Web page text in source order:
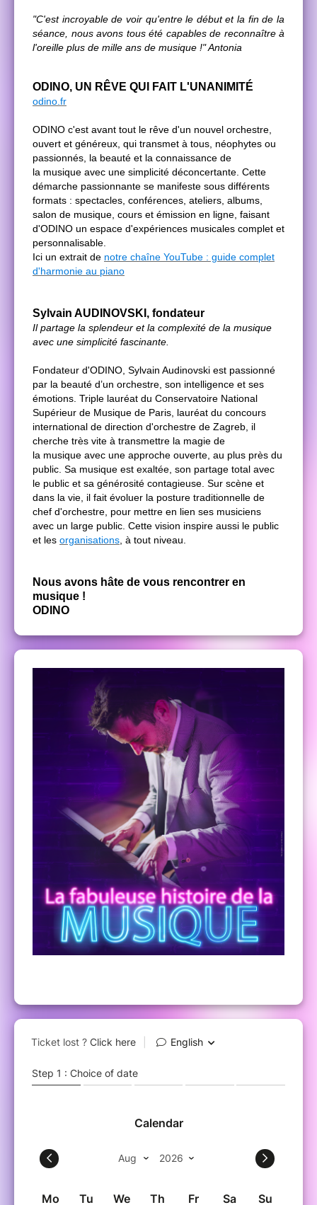
"C'est incroyable de voir qu'entre le début et la fin de la
séance, nous avons tous été capables de reconnaître à
l'oreille plus de mille ans de musique !" Antonia
ODINO, UN RÊVE QUI FAIT L'UNANIMITÉ
odino.fr
ODINO c'est avant tout le rêve d'un nouvel orchestre,
ouvert et généreux, qui transmet à tous, néophytes ou
passionnés, la beauté et la connaissance de
la musique avec une simplicité déconcertante. Cette
démarche passionnante se manifeste sous différents
formats : spectacles, conférences, ateliers, albums,
salon de musique, cours et émission en ligne, faisant
d'ODINO un espace d'expériences musicales complet et
personnalisable.
Ici un extrait de notre chaîne YouTube : guide complet
d'harmonie au piano
Sylvain AUDINOVSKI, fondateur
Il partage la splendeur et la complexité de la musique
avec une simplicité fascinante.
Fondateur d'ODINO, Sylvain Audinovski est passionné
par la beauté d’un orchestre, son intelligence et ses
émotions. Triple lauréat du Conservatoire National
Supérieur de Musique de Paris, lauréat du concours
international de direction d'orchestre de Zagreb, il
cherche très vite à transmettre la magie de
la musique avec une approche ouverte, au plus près du
public. Sa musique est exaltée, son partage total avec
le public et sa générosité contagieuse. Sur scène et
dans la vie, il fait évoluer la posture traditionnelle de
chef d'orchestre, pour mettre en lien ses musiciens
avec un large public. Cette vision inspire aussi le public
et les organisations à tout niveau.
Nous avons hâte de vous rencontrer en
musique !
ODINO